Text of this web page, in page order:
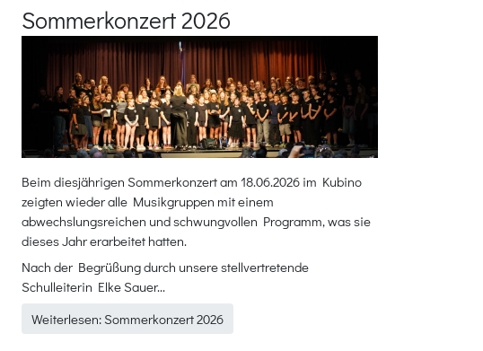
Sommerkonzert 2026
Beim diesjährigen Sommerkonzert am 18.06.2026 im Kubino
zeigten wieder alle Musikgruppen mit einem
abwechslungsreichen und schwungvollen Programm, was sie
dieses Jahr erarbeitet hatten.
Nach der Begrüßung durch unsere stellvertretende
Schulleiterin Elke Sauer...
Weiterlesen: Sommerkonzert 2026